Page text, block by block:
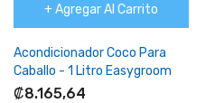
+ Agregar Al Carrito
Acondicionador Coco Para
Caballo - 1 Litro Easygroom
₡8.165,64